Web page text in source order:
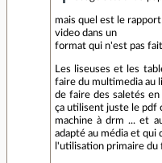
mais quel est le
video dans un
format qui n'est pas
Les liseuses et les
faire du multimedia au
de faire des saletés
ça utilisent juste le pdf
machine à drm ... et
adapté au média et qui
l'utilisation primaire du